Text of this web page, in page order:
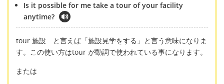
Is it possible for me take a tour of your facility
anytime?
tour 施設 と言えば「施設見学をする」と言う意味になりま
す。この使い方はtour が動詞で使われている事になります。
または